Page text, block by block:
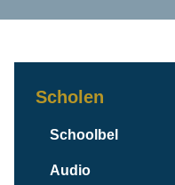
Scholen
Schoolbel
Audio